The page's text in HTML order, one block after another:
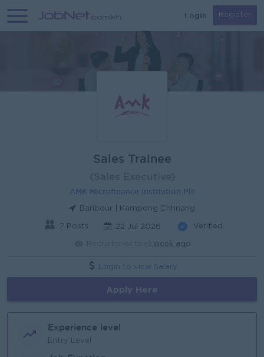
Login Register
Sales Trainee
AMK Microfinance Institution Plc
Baribour | Kampong Chhnang
2 Posts 22 Jul 2026 Verified
1 week ago
Login to view Salary
Apply Here
Experience level
Entry Level